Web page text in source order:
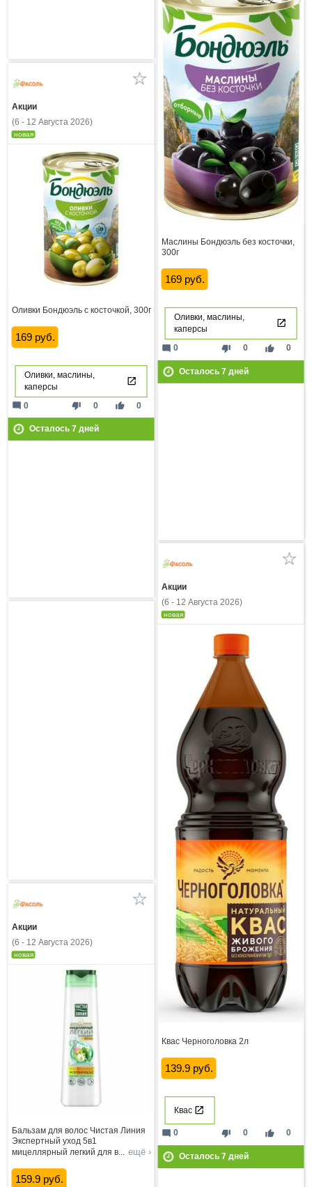
Маслины Бондюэль без косточки,
300г
169 руб.
Оливки, маслины,
каперсы
thumb_down 0 thumb_up 0
mode_comment 0
Осталось 7дней
Акции
(6 - 12 Августа 2026)
новая
Оливки Бондюэль с косточкой, 300г
169 руб.
Оливки, маслины,
каперсы
thumb_down 0 thumb_up 0
mode_comment 0
Осталось 7дней
Акции
(6 - 12 Августа 2026)
новая
Квас Черноголовка 2л
139.9 руб.
Квас
thumb_down 0 thumb_up 0
mode_comment 0
Осталось 7дней
Акции
(6 - 12 Августа 2026)
новая
Бальзам для волос Чистая Линия
Экспертный уход 5в1
мицеллярный легкий для в... ещё ›
159.9 руб.